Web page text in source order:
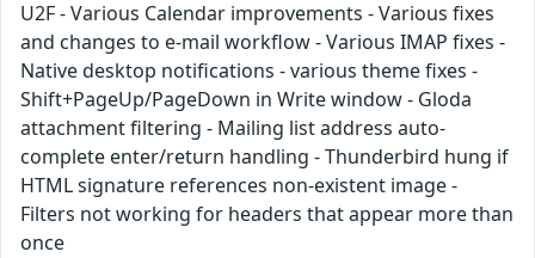
U2F - Various Calendar improvements - Various fixes
and changes to e-mail workflow - Various IMAP fixes -
Native desktop notifications - various theme fixes -
Shift+PageUp/PageDown in Write window - Gloda
attachment filtering - Mailing list address auto-
complete enter/return handling - Thunderbird hung if
HTML signature references non-existent image -
Filters not working for headers that appear more than
once